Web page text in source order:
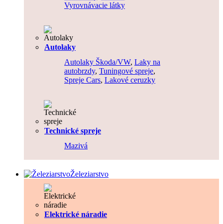
Vyrovnávacie látky
Autolaky
Autolaky Škoda/VW, Laky na
autobrzdy, Tuningové spreje,
Spreje Cars, Lakové ceruzky
Technické spreje
Mazivá
Železiarstvo
Elektrické náradie